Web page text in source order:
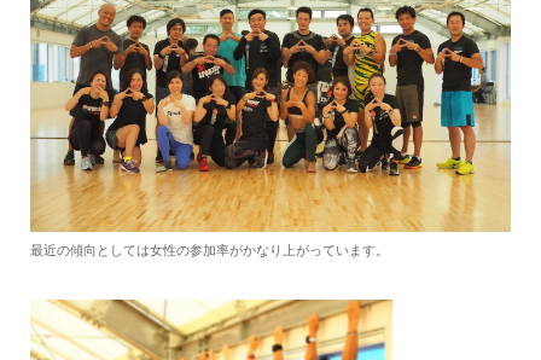
最近の傾向としては女性の参加率がかなり上がっています。